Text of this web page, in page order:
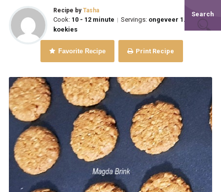
Search
Recipe byTasha
Cook: 10 - 12 minute | Servings: ongeveer 1.8 kg
koekies
Favorite Recipe Print Recipe